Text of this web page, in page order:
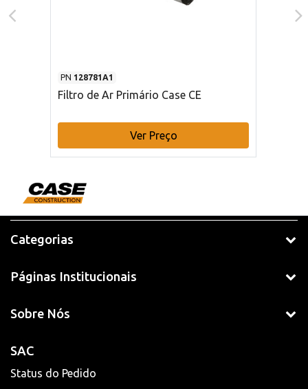
PN 128781A1
Filtro de Ar Primário Case CE
Ver Preço
Categorias
Páginas Institucionais
Sobre Nós
SAC
Status do Pedido